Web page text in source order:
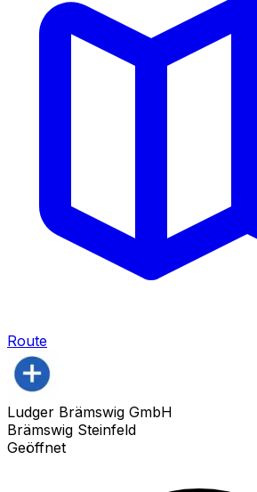
Route
Ludger Brämswig GmbH
Brämswig Steinfeld
Geöffnet